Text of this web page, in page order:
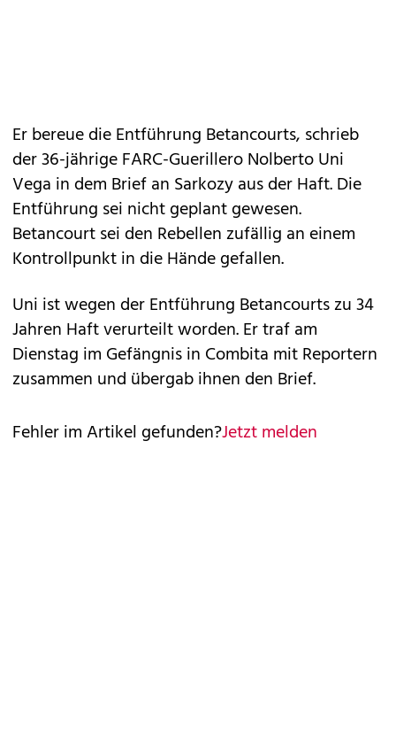
Er bereue die Entführung Betancourts, schrieb
der 36-jährige FARC-Guerillero Nolberto Uni
Vega in dem Brief an Sarkozy aus der Haft. Die
Entführung sei nicht geplant gewesen.
Betancourt sei den Rebellen zufällig an einem
Kontrollpunkt in die Hände gefallen.
Uni ist wegen der Entführung Betancourts zu 34
Jahren Haft verurteilt worden. Er traf am
Dienstag im Gefängnis in Combita mit Reportern
zusammen und übergab ihnen den Brief.
Fehler im Artikel gefunden?Jetzt melden